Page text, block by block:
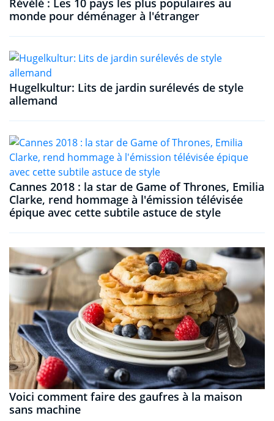
monde pour déménager à l'étranger
Hugelkultur: Lits de jardin surélevés de style
allemand
Cannes 2018 : la star de Game of Thrones, Emilia
Clarke, rend hommage à l'émission télévisée
épique avec cette subtile astuce de style
Voici comment faire des gaufres à la maison
sans machine